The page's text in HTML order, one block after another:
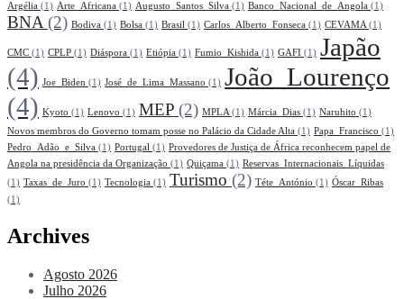
Argélia (1) Arte_Africana (1) Augusto_Santos_Silva (1) Banco_Nacional_de_Angola (1)
BNA (2) Bodiva (1) Bolsa (1) Brasil (1) Carlos_Alberto_Fonseca (1) CEVAMA (1)
CMC (1) CPLP (1) Diáspora (1) Etiópia (1) Fumio_Kishida (1) GAFI (1) Japão
(4) Joe_Biden (1) José_de_Lima_Massano (1) João_Lourenço
(4) Kyoto (1) Lenovo (1) MEP (2) MPLA (1) Márcia_Dias (1) Naruhito (1)
Novos membros do Governo tomam posse no Palácio da Cidade Alta (1) Papa_Francisco (1)
Pedro_Adão_e_Silva (1) Portugal (1) Provedores de Justiça de África reconhecem papel de
Angola na presidência da Organização (1) Quiçama (1) Reservas_Internacionais_Líquidas
(1) Taxas_de_Juro (1) Tecnologia (1) Turismo (2) Téte_António (1) Óscar_Ribas
(1)
Archives
Agosto 2026
Julho 2026